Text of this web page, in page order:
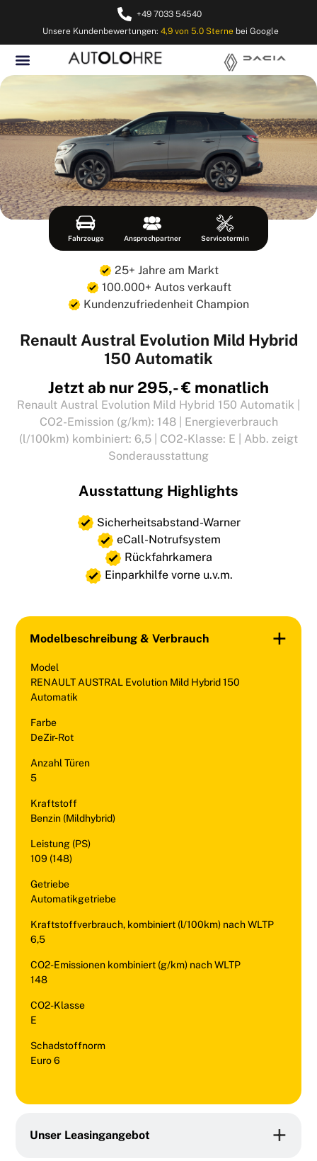
+49 7033 54540
Unsere Kundenbewertungen: 4,9 von 5.0 Sterne bei Google
Fahrzeuge Ansprechpartner Servicetermin
25+ Jahre am Markt
100.000+ Autos verkauft
Kundenzufriedenheit Champion
Renault Austral Evolution Mild Hybrid
150 Automatik
Jetzt ab nur 295,- € monatlich
Renault Austral Evolution Mild Hybrid 150 Automatik |
CO2-Emission (g/km): 148 | Energieverbrauch
(l/100km) kombiniert: 6,5 | CO2-Klasse: E | Abb. zeigt
Sonderausstattung
Ausstattung Highlights
Sicherheitsabstand-Warner
eCall-Notrufsystem
Rückfahrkamera
Einparkhilfe vorne u.v.m.
Modelbeschreibung & Verbrauch
Model
RENAULT AUSTRAL Evolution Mild Hybrid 150
Automatik
Farbe
DeZir-Rot
Anzahl Türen
5
Kraftstoff
Benzin (Mildhybrid)
Leistung (PS)
109 (148)
Getriebe
Automatikgetriebe
Kraftstoffverbrauch, kombiniert (l/100km) nach WLTP
6,5
CO2-Emissionen kombiniert (g/km) nach WLTP
148
CO2-Klasse
E
Schadstoffnorm
Euro 6
Unser Leasingangebot